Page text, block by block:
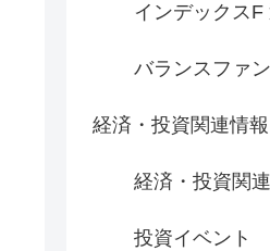
インデックス
バランスファ
経済・投資関連情報
経済・投資関
投資イベント